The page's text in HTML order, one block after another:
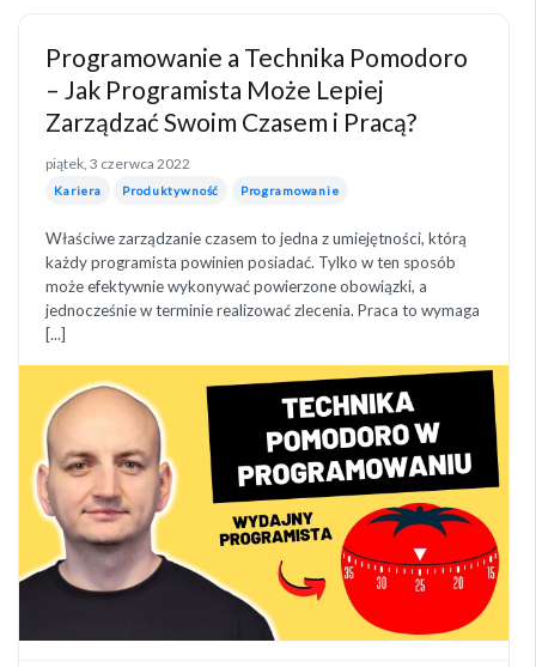
Programowanie a Technika Pomodoro
– Jak Programista Może Lepiej
Zarządzać Swoim Czasem i Pracą?
piątek, 3 czerwca 2022
Kariera Produktywność Programowanie
Właściwe zarządzanie czasem to jedna z umiejętności, którą
każdy programista powinien posiadać. Tylko w ten sposób
może efektywnie wykonywać powierzone obowiązki, a
jednocześnie w terminie realizować zlecenia. Praca to wymaga
[...]